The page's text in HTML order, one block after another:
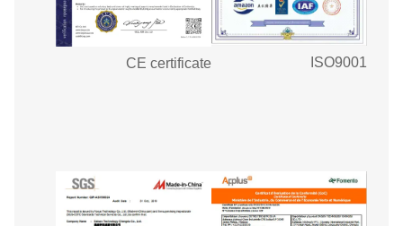
ISO9001
CE certificate